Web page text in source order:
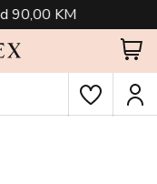
90,00 KM